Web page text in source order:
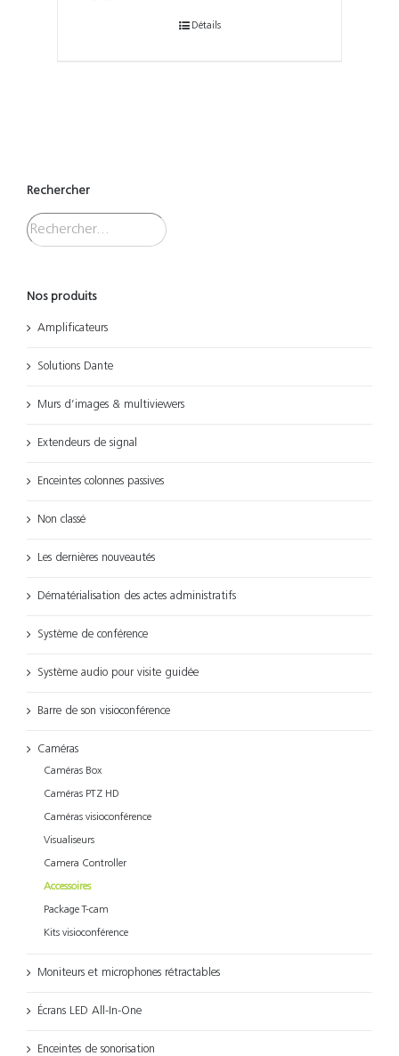
Détails
Rechercher
Nos produits
Amplificateurs
Solutions Dante
Murs d’images & multiviewers
Extendeurs de signal
Enceintes colonnes passives
Non classé
Les dernières nouveautés
Dématérialisation des actes administratifs
Système de conférence
Système audio pour visite guidée
Barre de son visioconférence
Caméras
Caméras Box
Caméras PTZ HD
Caméras visioconférence
Visualiseurs
Camera Controller
Accessoires
Package T-cam
Kits visioconférence
Moniteurs et microphones rétractables
Écrans LED All-In-One
Enceintes de sonorisation